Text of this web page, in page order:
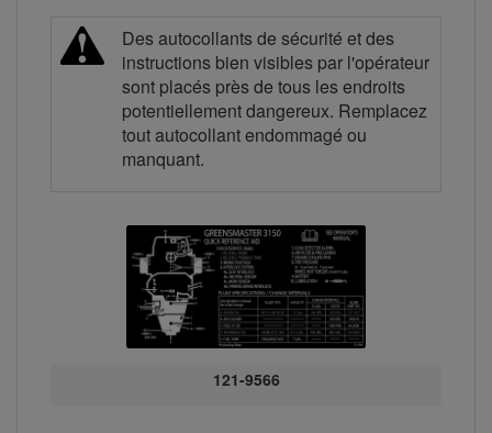
Des autocollants de sécurité et des
instructions bien visibles par l'opérateur
sont placés près de tous les endroits
potentiellement dangereux. Remplacez
tout autocollant endommagé ou
manquant.
121-9566